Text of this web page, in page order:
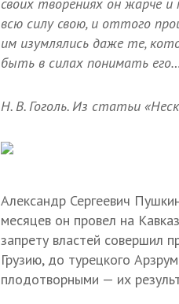
всю силу свою, и оттого
им изумлялись даже те,
быть в силах понимать
Н. В. Гоголь. Из статьи
Александр Сергеевич
месяцев он провел на
запрету властей совершил
Грузию, до турецкого
плодотворными — их